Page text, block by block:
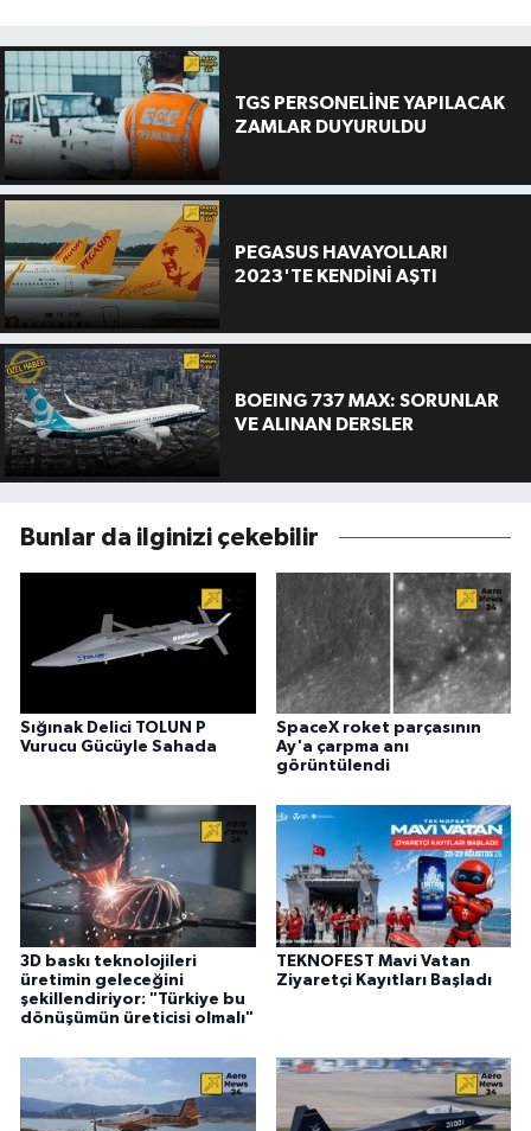
TGS PERSONELİNE YAPILACAK
ZAMLAR DUYURULDU
PEGASUS HAVAYOLLARI
2023'TE KENDİNİ AŞTI
BOEING 737 MAX: SORUNLAR
VE ALINAN DERSLER
Bunlar da ilginizi çekebilir
Sığınak Delici TOLUN P
Vurucu Gücüyle Sahada
SpaceX roket parçasının
Ay'a çarpma anı
görüntülendi
3D baskı teknolojileri
üretimin geleceğini
şekillendiriyor: "Türkiye bu
dönüşümün üreticisi olmalı"
TEKNOFEST Mavi Vatan
Ziyaretçi Kayıtları Başladı